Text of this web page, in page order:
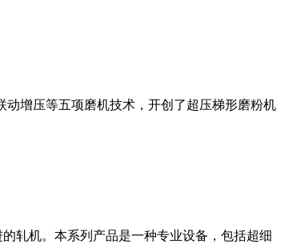
增压等五项磨机技术，开创了超压梯形磨粉机
轧机。本系列产品是一种专业设备，包括超细